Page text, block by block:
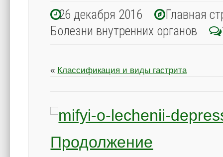
26 декабря 2016
Главная
Болезни внутренних органов
« Классификация и виды гастрита
Продолжение